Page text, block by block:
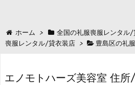
ホーム > 全国の礼服喪服レンタル
喪服レンタル/貸衣装店 > 豊島区の礼
エノモトハーズ美容室 住